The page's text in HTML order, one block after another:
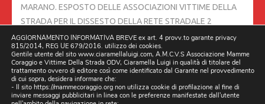
MARANO. ESPOSTO DELLE ASSOCIAZIONI VITTIME DELLA
STRADA PER IL DISSESTO DELLA RETE STRADALE 2
FEBBRAIO 2026
SI TORNA A PARLARE IN QUESTI GIORNI DI #PNRR, PERCHÉ IL
CONSIGLIO DEI MINISTRI HA APPROVATO UN DECRETO
LEGGE IN MATERIA.31 GENNAIO 2026
AGGIORNAMENTO INFORMATIVA BREVE ex art. 4 provv.to garante privacy
815/2014, REG UE 679/2016. utilizzo dei cookies.
Gentile utente del sito www.ciaramellaluigi.com, A.M.C.V.S Associazione Mamme
Coraggio e Vittime Della Strada ODV, Ciaramella Luigi in qualità di titolare del
trattamento ovvero di editore così come identificato dal Garante nel provvedimento
di cui sopra, desidera informare che:
- Il sito https://mammecoraggio.org non utilizza cookie di profilazione al fine di
inviare messaggi pubblicitari in linea con le preferenze manifestate dall'utente